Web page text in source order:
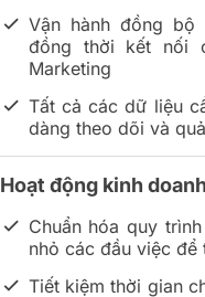
Vận hành đồng
đồng thời kết nối
Marketing
Tất cả các dữ liệu
dàng theo dõi và
Hoạt động kinh
Chuẩn hóa quy
nhỏ các đầu việc để
Tiết kiệm thời gian